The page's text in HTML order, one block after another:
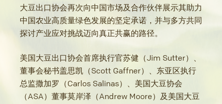
大豆出口协会再次向中国市场及合作伙伴展示其助力
中国农业高质量绿色发展的坚定承诺，并与多方共同
探讨产业应对挑战迈向真正共赢的路径。
美国大豆出口协会首席执行官苏健（Jim Sutter）、
董事会秘书盖思凯（Scott Gaffner）、东亚区执行
总监撒加罗（Carlos Salinas）、美国大豆协会
（ASA）董事莫岸泽（Andrew Moore）及美国大豆